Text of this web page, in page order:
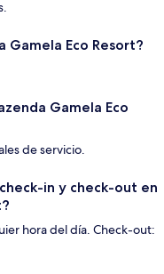
Gamela Eco Resort?
Gamela Eco
de servicio.
in y check-out en
hora del día. Check-out: